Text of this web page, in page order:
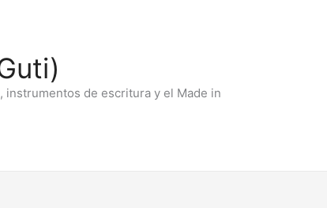
instrumentos de escritura y el Made in